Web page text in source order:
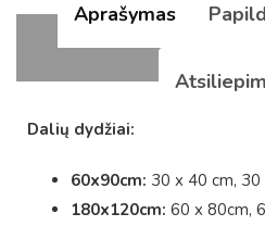
Aprašymas
Dalių dydžiai:
60x90cm: 30 x 40 cm,
180x120cm: 60 x 80cm,